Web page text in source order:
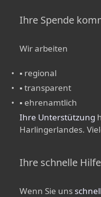
Ihre Spende
Wir arbeiten
▪ regional
▪ transparent
▪ ehrenamtlich
Ihre Unterstützung
Harlingerlandes.
Ihre schnelle Hilfe
Wenn Sie uns